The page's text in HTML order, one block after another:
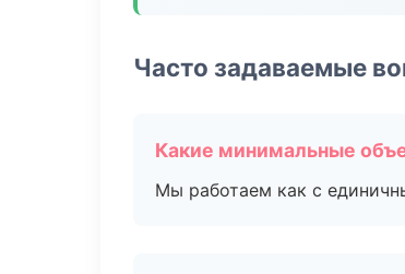
Часто задаваемые
Какие минимальные
Мы работаем как с